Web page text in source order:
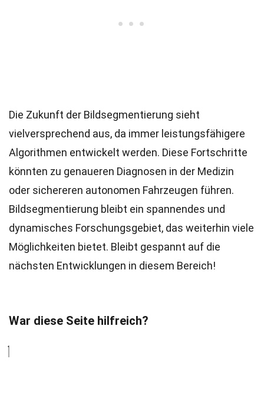
Die Zukunft der Bildsegmentierung sieht
vielversprechend aus, da immer leistungsfähigere
Algorithmen entwickelt werden. Diese Fortschritte
könnten zu genaueren Diagnosen in der Medizin
oder sichereren autonomen Fahrzeugen führen.
Bildsegmentierung bleibt ein spannendes und
dynamisches Forschungsgebiet, das weiterhin viele
Möglichkeiten bietet. Bleibt gespannt auf die
nächsten Entwicklungen in diesem Bereich!
War diese Seite hilfreich?